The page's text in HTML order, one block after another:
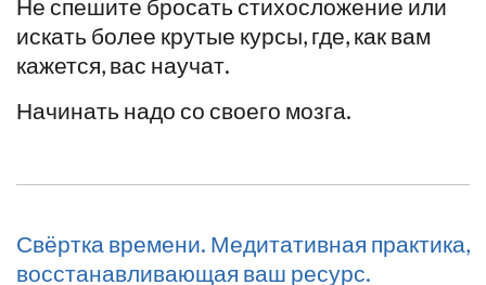
Не спешите бросать стихосложение или
искать более крутые курсы, где, как вам
кажется, вас научат.
Начинать надо со своего мозга.
Свёртка времени. Медитативная практика,
восстанавливающая ваш ресурс.